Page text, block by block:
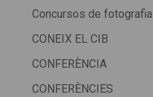
Concursos de fotografia
CONEIX EL CIB
CONFERÈNCIA
CONFERÈNCIES